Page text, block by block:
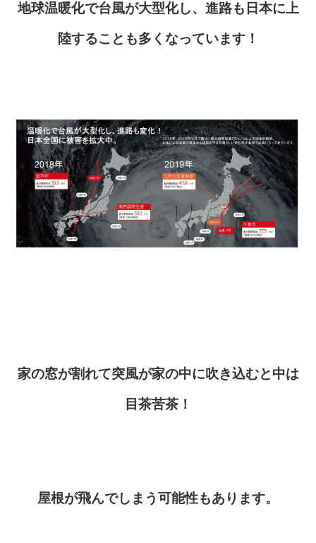
地球温暖化で台風が大型化し、進路も日本に上
陸することも多くなっています！
家の窓が割れて突風が家の中に吹き込むと中は
目茶苦茶！
屋根が飛んでしまう可能性もあります。